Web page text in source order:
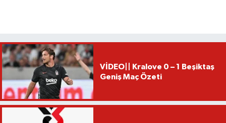
VİDEO|| Kralove 0 – 1 Beşiktaş
Geniş Maç Özeti